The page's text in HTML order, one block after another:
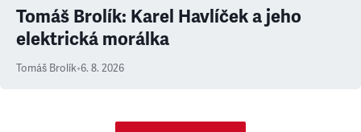
Tomáš Brolík: Karel Havlíček a jeho
elektrická morálka
Tomáš Brolík•6. 8. 2026